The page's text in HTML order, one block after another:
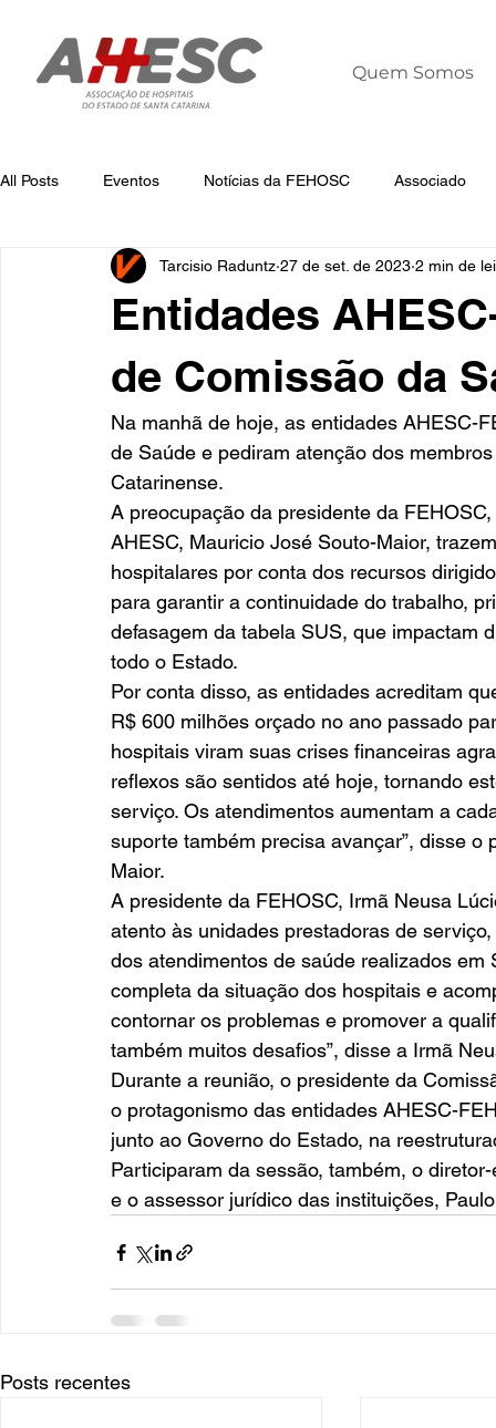
Quem Somos
All Posts Eventos Notícias da FEHOSC Associado
Notícias da AHESC Liderança Dia
Entidades
de Comissão da
Tarcisio Raduntz 27 de set. de 2023 2 min de
Na manhã de hoje, as entidades AHESC-
de Saúde e pediram atenção dos
Catarinense.
A preocupação da presidente da
AHESC, Mauricio José Souto-Maior,
hospitalares por conta dos recursos
para garantir a continuidade do trabalho,
defasagem da tabela SUS, que impactam
todo o Estado.
Por conta disso, as entidades acreditam
R$ 600 milhões orçado no ano passado
hospitais viram suas crises financeiras
reflexos são sentidos até hoje, tornando
serviço. Os atendimentos aumentam a
suporte também precisa avançar”, disse
Maior.
A presidente da FEHOSC, Irmã Neusa
atento às unidades prestadoras de
dos atendimentos de saúde realizados
completa da situação dos hospitais e
contornar os problemas e promover a
também muitos desafios”, disse a Irmã
Durante a reunião, o presidente da
o protagonismo das entidades AHESC-
junto ao Governo do Estado, na
Participaram da sessão, também, o
e o assessor jurídico das instituições,
Posts recentes